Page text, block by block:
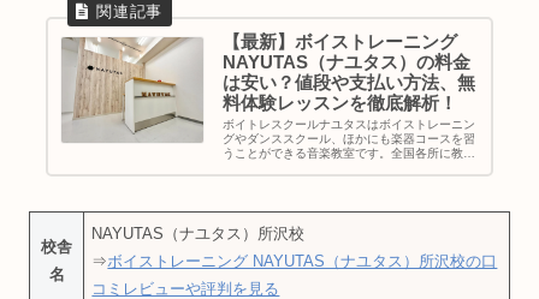
【最新】ボイストレーニング
NAYUTAS（ナユタス）の料金
は安い？値段や支払い方法、無
料体験レッスンを徹底解析！
ボイトレスクールナユタスはボイストレーニン
グやダンススクール、ほかにも楽器コースを習
うことができる音楽教室です。全国各所に教室
校舎
名
NAYUTAS（ナユタス）所沢校
⇒ボイストレーニング NAYUTAS（ナユタス）所沢校の口
コミレビューや評判を見る